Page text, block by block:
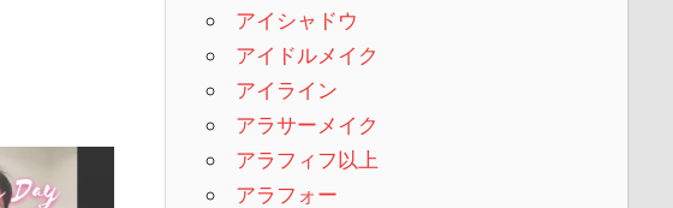
アイシャドウ
アイドルメイク
アイライン
アラサーメイク
アラフィフ以上
アラフォー